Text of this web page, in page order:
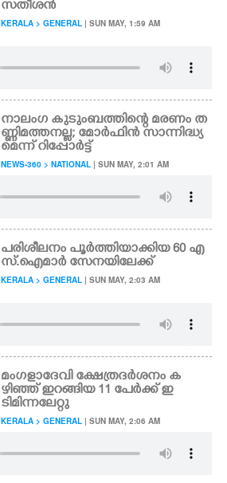
സതീശൻ
KERALA > GENERAL | SUN MAY, 1:59 AM
നാലംഗ കുടുംബത്തിന്റെ മരണം ത
ണ്ണിമത്തനല്ല; മോർഫിൻ സാന്നിദ്ധ്യ
മെന്ന് റിപ്പോർട്ട്
NEWS-360 > NATIONAL | SUN MAY, 2:01 AM
പരിശീലനം പൂർത്തിയാക്കിയ 60 എ
സ്.ഐമാർ സേനയിലേക്ക്
KERALA > GENERAL | SUN MAY, 2:03 AM
മംഗളാദേവി ക്ഷേത്രദർശനം ക
ഴിഞ്ഞ് ഇറങ്ങിയ 11 പേർക്ക് ഇ
ടിമിന്നലേറ്റു
KERALA > GENERAL | SUN MAY, 2:06 AM